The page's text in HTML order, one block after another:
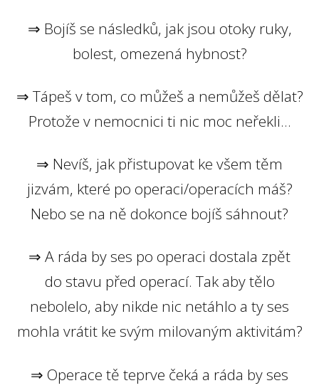
⇒ Bojíš se následků, jak jsou otoky ruky,
bolest, omezená hybnost?
⇒ Tápeš v tom, co můžeš a nemůžeš dělat?
Protože v nemocnici ti nic moc neřekli...
⇒ Nevíš, jak přistupovat ke všem těm
jizvám, které po operaci/operacích máš?
Nebo se na ně dokonce bojíš sáhnout?
⇒ A ráda by ses po operaci dostala zpět
do stavu před operací. Tak aby tělo
nebolelo, aby nikde nic netáhlo a ty ses
mohla vrátit ke svým milovaným aktivitám?
⇒ Operace tě teprve čeká a ráda by ses